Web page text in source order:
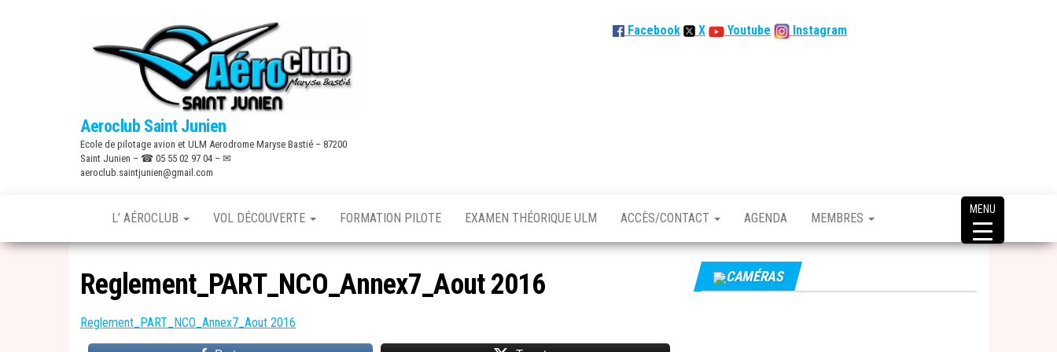
Aeroclub Saint Junien
Ecole de pilotage avion et ULM Aerodrome Maryse Bastié – 87200
Saint Junien – ☎ 05 55 02 97 04 – ✉
aeroclub.saintjunien@gmail.com
Facebook X Youtube Instagram
L’ AÉROCLUB VOL DÉCOUVERTE FORMATION PILOTE EXAMEN THÉORIQUE ULM ACCÈS/CONTACT AGENDA MEMBRES
Reglement_PART_NCO_Annex7_Aout 2016
Reglement_PART_NCO_Annex7_Aout 2016
CAMÉRAS
MENU